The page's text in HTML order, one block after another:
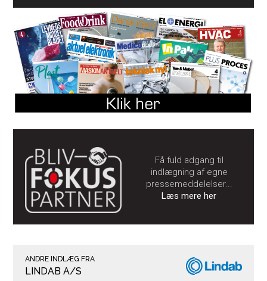
Få fuld adgang til
indlægning af egne
pressemeddelelser...
Læs mere her
ANDRE INDLÆG FRA
LINDAB A/S